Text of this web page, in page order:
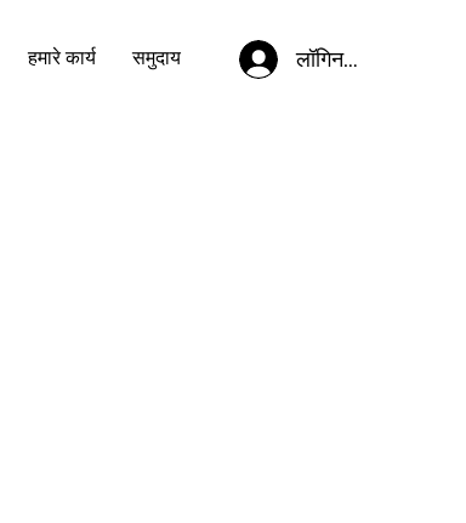
हमारे कार्य समुदाय लॉगिन करें